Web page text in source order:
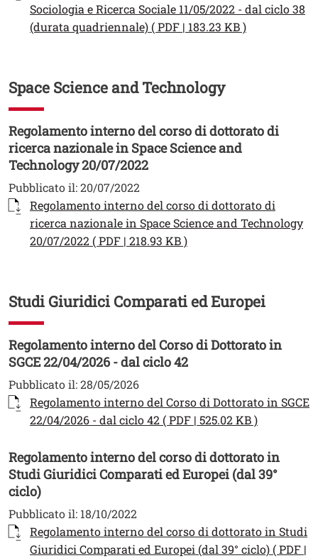
Sociologia e Ricerca Sociale 11/05/2022 - dal ciclo 38
(durata quadriennale) ( PDF | 183.23 KB )Apri il link
Space Science and Technology
Regolamento interno del corso di dottorato di
ricerca nazionale in Space Science and
Technology 20/07/2022
Pubblicato il:20/07/2022
Documento
Regolamento interno del corso di dottorato di
ricerca nazionale in Space Science and Technology
20/07/2022 ( PDF | 218.93 KB )Apri il link in una
Studi Giuridici Comparati ed Europei
Regolamento interno del Corso di Dottorato in
SGCE 22/04/2026 - dal ciclo 42
Pubblicato il:28/05/2026
Documento
Regolamento interno del Corso di Dottorato in SGCE
22/04/2026 - dal ciclo 42 ( PDF | 525.02 KB )Apri il link
Regolamento interno del corso di dottorato in
Studi Giuridici Comparati ed Europei (dal 39°
ciclo)
Pubblicato il: 18/10/2022
Documento
Regolamento interno del corso di dottorato in Studi
Giuridici Comparati ed Europei (dal 39° ciclo) ( PDF |